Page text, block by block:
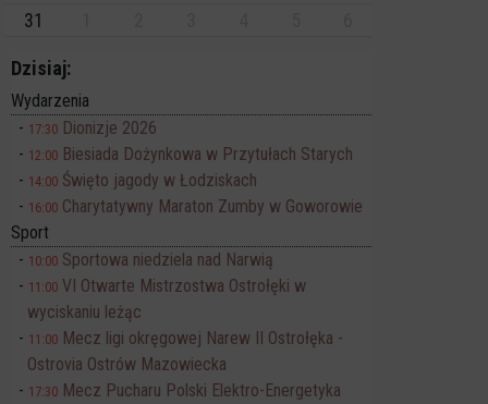
31
Dzisiaj:
Wydarzenia
17:30 Dionizje 2026
12:00 Biesiada Dożynkowa w Przytułach Starych
14:00 Święto jagody w Łodziskach
16:00 Charytatywny Maraton Zumby w Goworowie
Sport
10:00 Sportowa niedziela nad Narwią
11:00 VI Otwarte Mistrzostwa Ostrołęki w
wyciskaniu leżąc
11:00 Mecz ligi okręgowej Narew II Ostrołęka -
Ostrovia Ostrów Mazowiecka
17:30 Mecz Pucharu Polski Elektro-Energetyka